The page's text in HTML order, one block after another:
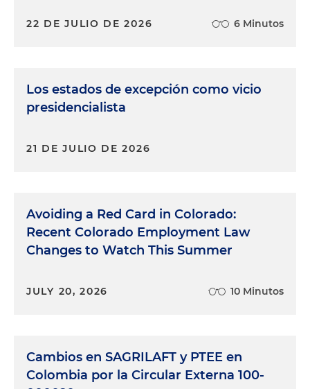
22 DE JULIO DE 2026 6 Minutos
Los estados de excepción como vicio
presidencialista
21 DE JULIO DE 2026
Avoiding a Red Card in Colorado:
Recent Colorado Employment Law
Changes to Watch This Summer
JULY 20, 2026 10 Minutos
Cambios en SAGRILAFT y PTEE en
Colombia por la Circular Externa 100-